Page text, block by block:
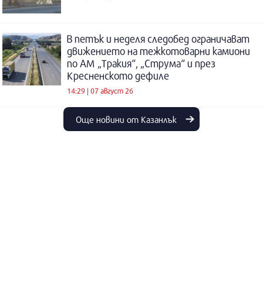
В петък и неделя следобед ограничават
движението на тежкотоварни камиони
по АМ „Тракия“, „Струма“ и през
Кресненското дефиле
14:29 | 07 август 26
Още новини от Казанлък